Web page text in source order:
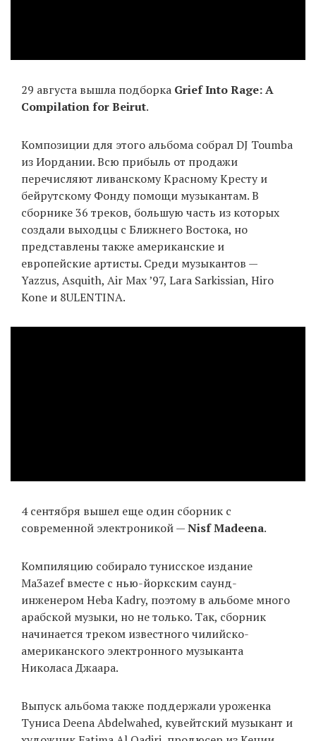
29 августа вышла подборка Grief Into Rage: A
Compilation for Beirut.
Композиции для этого альбома собрал DJ Toumba
из Иордании. Всю прибыль от продажи
перечисляют ливанскому Красному Кресту и
бейрутскому Фонду помощи музыкантам. В
сборнике 36 треков, большую часть из которых
создали выходцы с Ближнего Востока, но
представлены также американские и
европейские артисты. Среди музыкантов —
Yazzus, Asquith, Air Max ’97, Lara Sarkissian, Hiro
Kone и 8ULENTINA.
4 сентября вышел еще один сборник с
современной электроникой —Nisf Madeena.
Компиляцию собирало тунисское издание
Ma3azef вместе с нью-йоркским саунд-
инженером Heba Kadry, поэтому в альбоме много
арабской музыки, но не только. Так, сборник
начинается треком известного чилийско-
американского электронного музыканта
Николаса Джаара.
Выпуск альбома также поддержали уроженка
Туниса Deena Abdelwahed, кувейтский музыкант и